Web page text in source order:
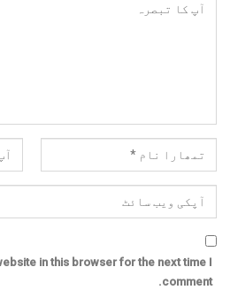
in this browser for the next time I
comment.